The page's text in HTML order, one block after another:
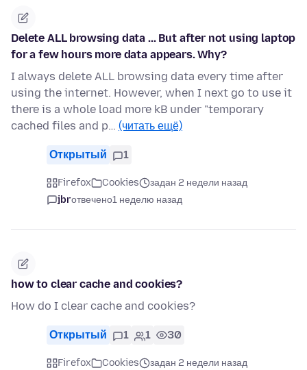
Delete ALL browsing data ... But after not using laptop
for a few hours more data appears. Why?
I always delete ALL browsing data every time after
using the internet. However, when I next go to use it
there is a whole load more kB under "temporary
cached files and p… (читать ещё)
Открытый 1
Firefox Cookies
задан 2 недели назад
jbrотвечено1 неделю назад
how to clear cache and cookies?
How do I clear cache and cookies?
Открытый 1 1 30
Firefox Cookies
задан 2 недели назад